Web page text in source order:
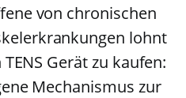
von chronischen
lohnt
Gerät zu kaufen:
Mechanismus zur